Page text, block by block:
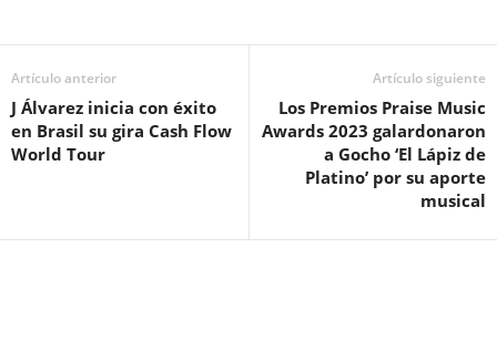
Artículo anterior
J Álvarez inicia con éxito
en Brasil su gira Cash Flow
World Tour
Artículo siguiente
Los Premios Praise Music
Awards 2023 galardonaron
a Gocho ‘El Lápiz de
Platino’ por su aporte
musical